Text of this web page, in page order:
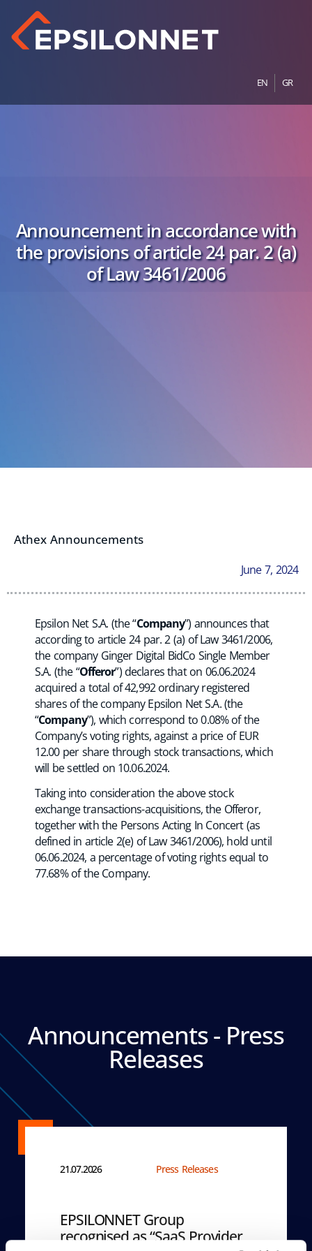
EN GR
Announcement in accordance with
the provisions of article 24 par. 2 (a)
of Law 3461/2006
Athex Announcements
June 7, 2024
Epsilon Net S.A. (the “Company”) announces that
according to article 24 par. 2 (a) of Law 3461/2006,
the company Ginger Digital BidCo Single Member
S.A. (the “Offeror”) declares that on 06.06.2024
acquired a total of 42,992 ordinary registered
shares of the company Epsilon Net S.A. (the
“Company”), which correspond to 0.08% of the
Company’s voting rights, against a price of EUR
12.00 per share through stock transactions, which
will be settled on 10.06.2024.
Taking into consideration the above stock
exchange transactions-acquisitions, the Offeror,
together with the Persons Acting In Concert (as
defined in article 2(e) of Law 3461/2006), hold until
06.06.2024, a percentage of voting rights equal to
77.68% of the Company.
Announcements - Press
Releases
21.07.2026 Press Releases
EPSILONNET Group
recognised as “SaaS Provider